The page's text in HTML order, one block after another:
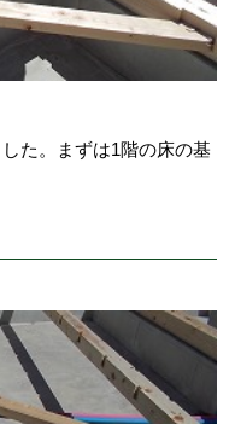
た。まずは1階の床の基